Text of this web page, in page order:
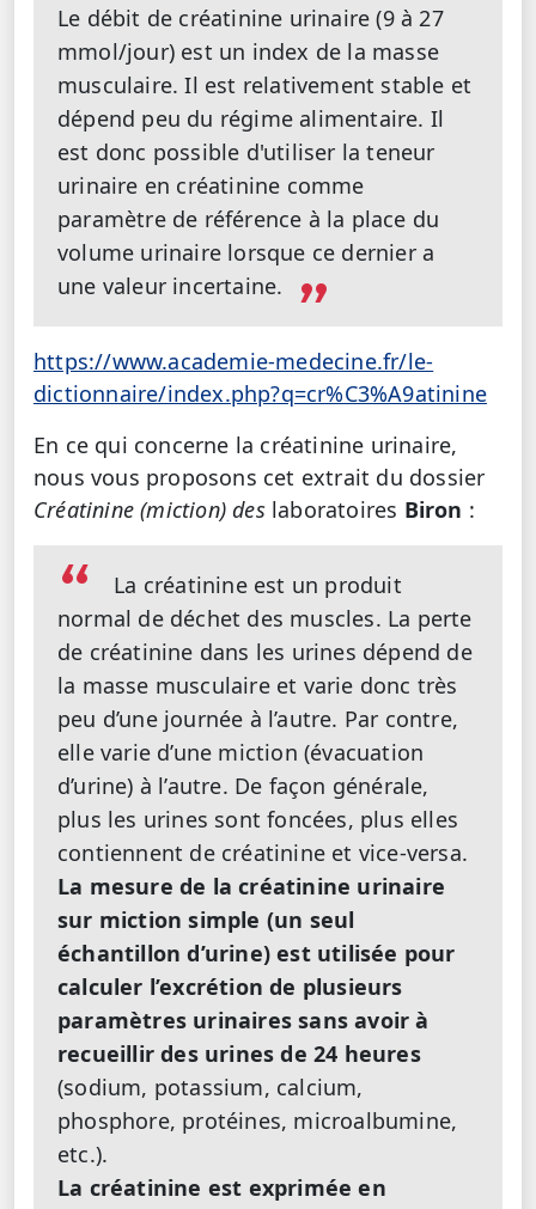
Le débit de créatinine urinaire (9 à 27
mmol/jour) est un index de la masse
musculaire. Il est relativement stable et
dépend peu du régime alimentaire. Il
est donc possible d'utiliser la teneur
urinaire en créatinine comme
paramètre de référence à la place du
volume urinaire lorsque ce dernier a
une valeur incertaine.
https://www.academie-medecine.fr/le-
dictionnaire/index.php?q=cr%C3%A9atinine
En ce qui concerne la créatinine urinaire,
nous vous proposons cet extrait du dossier
Créatinine (miction) deslaboratoires Biron :
La créatinine est un produit
normal de déchet des muscles. La perte
de créatinine dans les urines dépend de
la masse musculaire et varie donc très
peu d’une journée à l’autre. Par contre,
elle varie d’une miction (évacuation
d’urine) à l’autre. De façon générale,
plus les urines sont foncées, plus elles
contiennent de créatinine et vice-versa.
La mesure de la créatinine urinaire
sur miction simple (un seul
échantillon d’urine) est utilisée pour
calculer l’excrétion de plusieurs
paramètres urinaires sans avoir à
recueillir des urines de 24 heures
(sodium, potassium, calcium,
phosphore, protéines, microalbumine,
etc.).
La créatinine est exprimée en